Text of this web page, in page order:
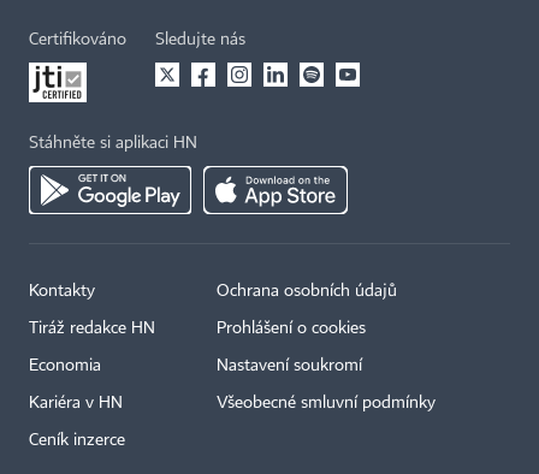
Certifikováno Sledujte nás
Stáhněte si aplikaci HN
Kontakty
Tiráž redakce HN
Economia
Kariéra v HN
Ceník inzerce
Ochrana osobních údajů
Prohlášení o cookies
Nastavení soukromí
Všeobecné smluvní podmínky